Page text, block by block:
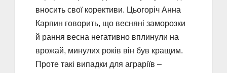
вносить свої корективи. Цьогоріч Анна
Карпин говорить, що весняні заморозки
й рання весна негативно вплинули на
врожай, минулих років він був кращим.
Проте такі випадки для аграріїв –